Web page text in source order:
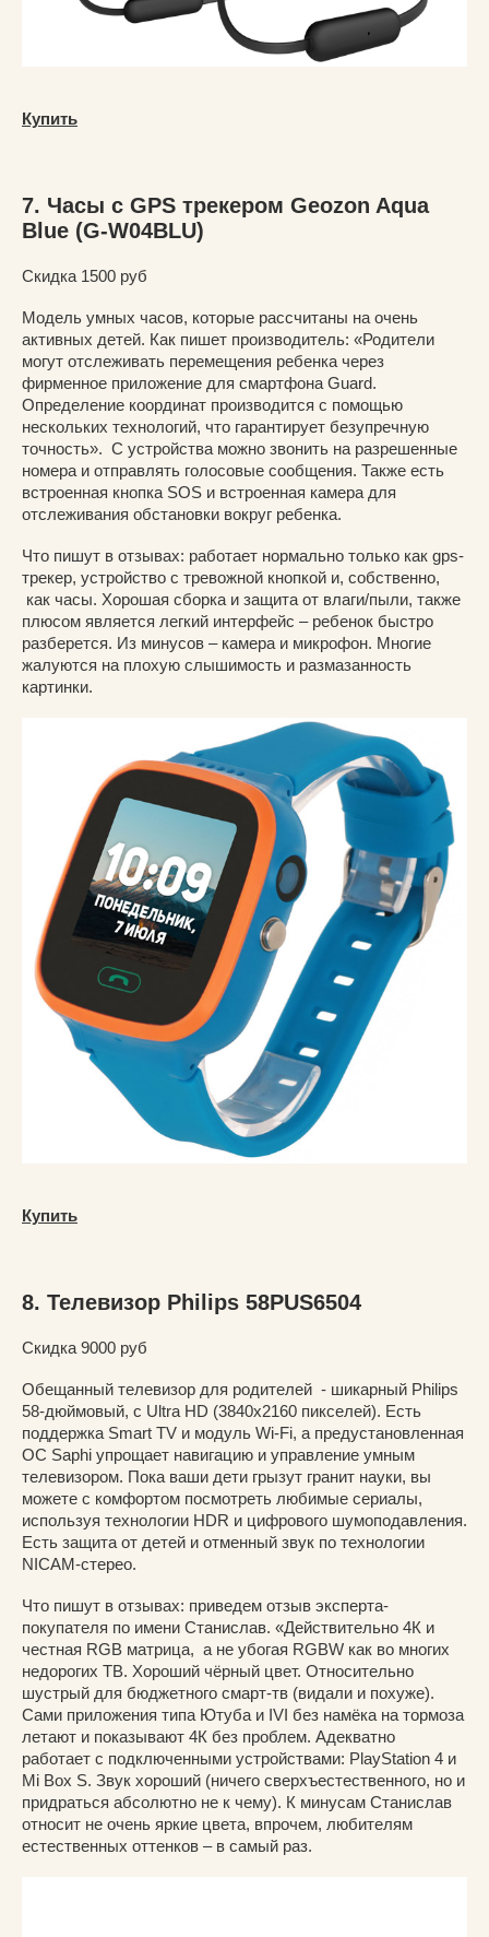
Купить
7. Часы с GPS трекером Geozon Aqua
Blue (G-W04BLU)
Скидка 1500 руб
Модель умных часов, которые рассчитаны на очень
активных детей. Как пишет производитель: «Родители
могут отслеживать перемещения ребенка через
фирменное приложение для смартфона Guard.
Определение координат производится с помощью
нескольких технологий, что гарантирует безупречную
точность». С устройства можно звонить на разрешенные
номера и отправлять голосовые сообщения. Также есть
встроенная кнопка SOS и встроенная камера для
отслеживания обстановки вокруг ребенка.
Что пишут в отзывах: работает нормально только как gps-
трекер, устройство с тревожной кнопкой и, собственно,
как часы. Хорошая сборка и защита от влаги/пыли, также
плюсом является легкий интерфейс – ребенок быстро
разберется. Из минусов – камера и микрофон. Многие
жалуются на плохую слышимость и размазанность
картинки.
Купить
8. Телевизор Philips 58PUS6504
Скидка 9000 руб
Обещанный телевизор для родителей - шикарный Philips
58-дюймовый, с Ultra HD (3840х2160 пикселей). Есть
поддержка Smart TV и модуль Wi-Fi, а предустановленная
ОС Saphi упрощает навигацию и управление умным
телевизором. Пока ваши дети грызут гранит науки, вы
можете с комфортом посмотреть любимые сериалы,
используя технологии HDR и цифрового шумоподавления.
Есть защита от детей и отменный звук по технологии
NICAM-стерео.
Что пишут в отзывах: приведем отзыв эксперта-
покупателя по имени Станислав. «Действительно 4К и
честная RGB матрица, а не убогая RGBW как во многих
недорогих ТВ. Хороший чёрный цвет. Относительно
шустрый для бюджетного смарт-тв (видали и похуже).
Сами приложения типа Ютуба и IVI без намёка на тормоза
летают и показывают 4К без проблем. Адекватно
работает с подключенными устройствами: PlayStation 4 и
Mi Box S. Звук хороший (ничего сверхъестественного, но и
придраться абсолютно не к чему). К минусам Станислав
относит не очень яркие цвета, впрочем, любителям
естественных оттенков – в самый раз.